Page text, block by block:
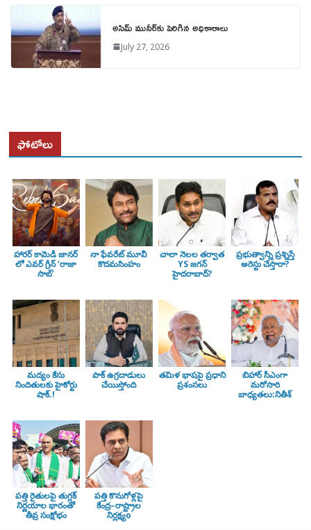
అసిమ్ మునీర్‌కు పెరిగిన అధికారాలు
July 27, 2026
ఫోటోలు
హారర్ కామెడీ జానర్
లో ఎవర్ గ్రీన్ ‘రాజా
సాబ్’
నా ఫేవరేట్ మూవీ
కొదమసింహం
చాలా నెలల తర్వాత
YS జగన్
హైదరాబాద్?
ప్రభుత్వాన్ని ప్రశ్నిస్తే
అరెస్టు చేస్తారా?
మద్యం కేసు
నిందితులకు హైకోర్టు
షాక్.!
పాక్ ఉగ్రదాడులు
చేయిస్తోంది
తమిళ భాషపై ప్రధాని
ప్రశంసలు
బిహార్ సీఎంగా
మరోసారి
బాధ్యతలు:నితీశ్
పత్తి రైతులపై తుగ్లక్‌
నిర్ణయాల భారంతో
తీవ్ర సంక్షోభం
పత్తి కొనుగోళ్లపై
కేంద్ర–రాష్ట్రాల
నిర్లక్ష్యo